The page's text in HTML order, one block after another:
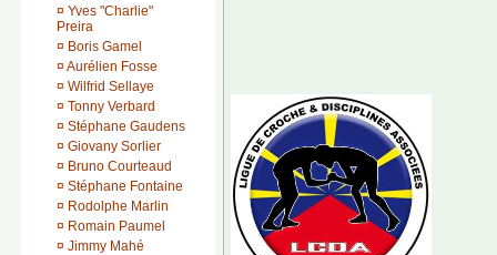
¤ Yves "Charlie"
Preira
¤ Boris Gamel
¤ Aurélien Fosse
¤ Wilfrid Sellaye
¤ Tonny Verbard
¤ Stéphane Gaudens
¤ Giovany Sorlier
¤ Bruno Courteaud
¤ Stéphane Fontaine
¤ Rodolphe Marlin
¤ Romain Paumel
¤ Jimmy Mahé